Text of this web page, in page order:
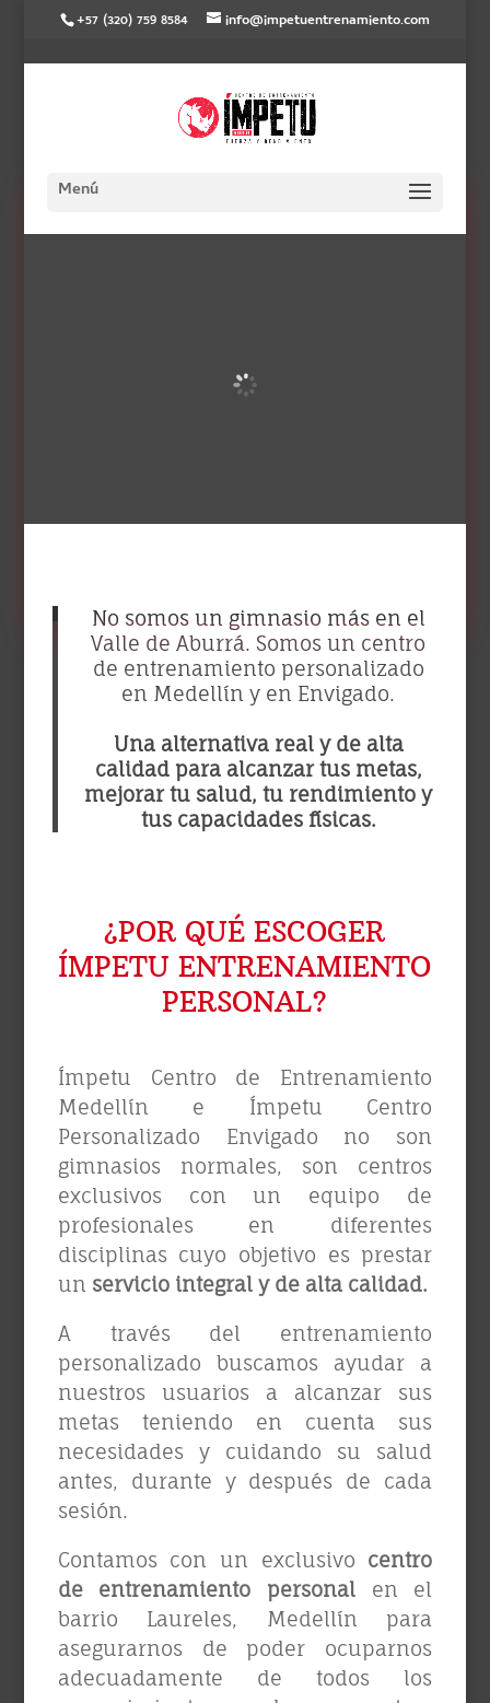
+57 (320) 759 8584 info@impetuentrenamiento.com
No somos un gimnasio más en el
Valle de Aburrá. Somos un centro
de entrenamiento personalizado
en Medellín y en Envigado.
Una alternativa real y de alta
calidad para alcanzar tus metas,
mejorar tu salud, tu rendimiento y
tus capacidades físicas.
¿POR QUÉ ESCOGER
ÍMPETU ENTRENAMIENTO
PERSONAL?
Ímpetu Centro de Entrenamiento
Medellín e Ímpetu Centro
Personalizado Envigado no son
gimnasios normales, son centros
exclusivos con un equipo de
profesionales en diferentes
disciplinas cuyo objetivo es prestar
un servicio integral y de alta calidad.
A través del entrenamiento
personalizado buscamos ayudar a
nuestros usuarios a alcanzar sus
metas teniendo en cuenta sus
necesidades y cuidando su salud
antes, durante y después de cada
sesión.
Contamos con un exclusivo centro
de entrenamiento personal en el
barrio Laureles, Medellín para
asegurarnos de poder ocuparnos
adecuadamente de todos los